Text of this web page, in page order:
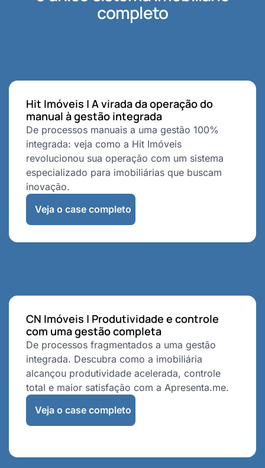
completo
Hit Imóveis | A virada da operação do
manual à gestão integrada
De processos manuais a uma gestão 100%
integrada: veja como a Hit Imóveis
revolucionou sua operação com um sistema
especializado para imobiliárias que buscam
inovação.
Veja o case completo
CN Imóveis | Produtividade e controle
com uma gestão completa
De processos fragmentados a uma gestão
integrada. Descubra como a imobiliária
alcançou produtividade acelerada, controle
total e maior satisfação com a Apresenta.me.
Veja o case completo